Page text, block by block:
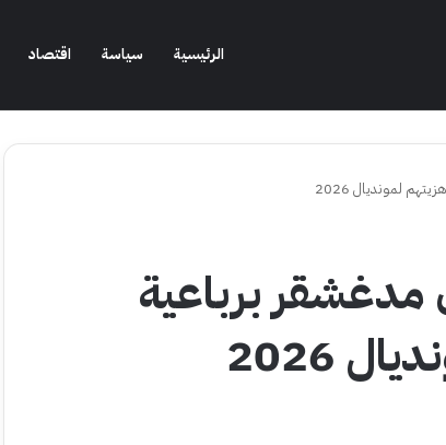
الرئيسية سياسة اقتصاد
لمونديال 2026
برباعية
2026